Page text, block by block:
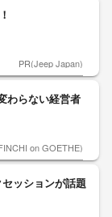
PR(Jeep Japan)
わらない経営者
on GOETHE)
ッションが話題